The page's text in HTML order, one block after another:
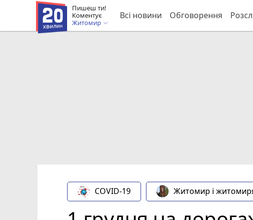
Пишеш ти!
Коментує
Житомир
Всі новини Обговорення
COVID-19 Житомир і